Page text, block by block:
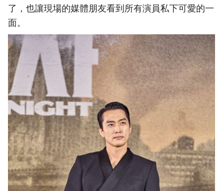
了，也讓現場的媒體朋友看到所有演員私下可愛的一
面。